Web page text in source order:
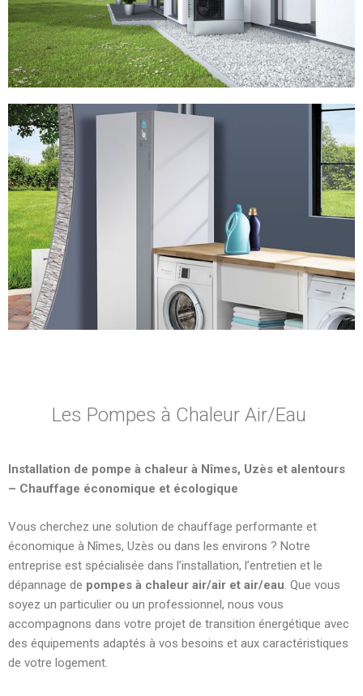
Les Pompes à Chaleur Air/Eau
Installation de pompe à chaleur à Nîmes, Uzès et alentours
– Chauffage économique et écologique
Vous cherchez une solution de chauffage performante et
économique à Nîmes, Uzès ou dans les environs ? Notre
entreprise est spécialisée dans l’installation, l’entretien et le
dépannage de pompes à chaleur air/air et air/eau . Que vous
soyez un particulier ou un professionnel, nous vous
accompagnons dans votre projet de transition énergétique avec
des équipements adaptés à vos besoins et aux caractéristiques
de votre logement.